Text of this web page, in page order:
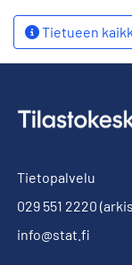
Tietueen
Tietopalvelu
029 551 2220
info@stat.fi